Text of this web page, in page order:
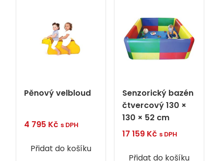
Pěnový velbloud
4 795 Kč s DPH
Přidat do košíku
Senzorický bazén
čtvercový 130 ×
130 × 52 cm
17 159 Kč s DPH
Přidat do košíku